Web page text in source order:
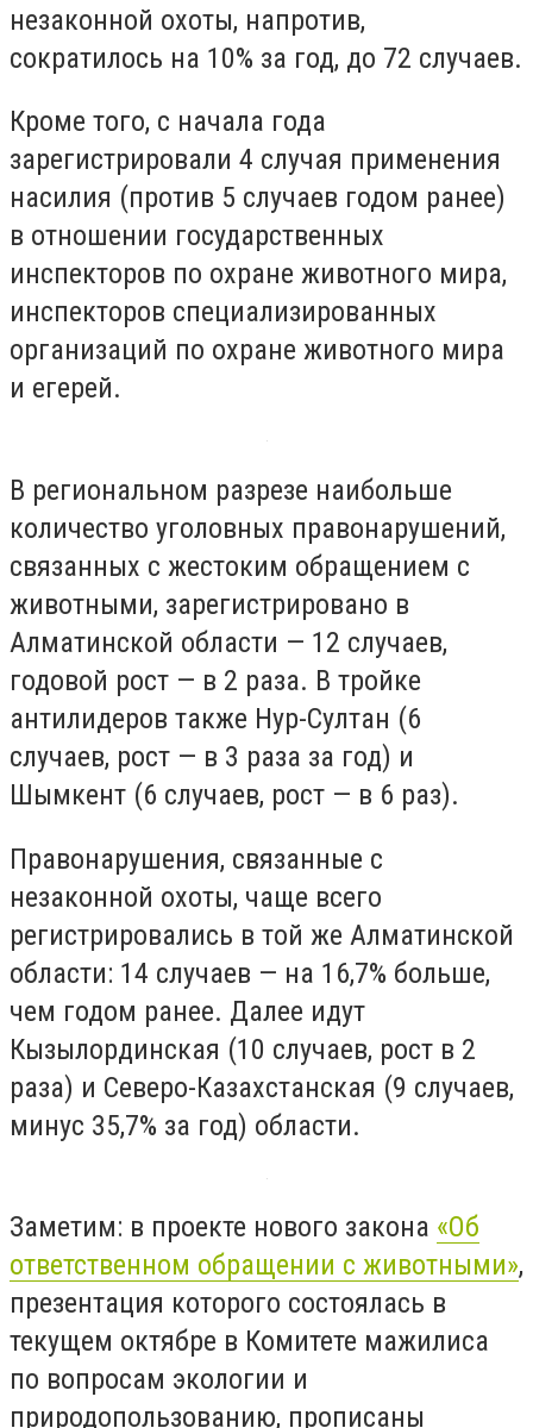
незаконной охоты, напротив,
сократилось на 10% за год, до 72 случаев.
Кроме того, с начала года
зарегистрировали 4 случая применения
насилия (против 5 случаев годом ранее)
в отношении государственных
инспекторов по охране животного мира,
инспекторов специализированных
организаций по охране животного мира
и егерей.
В региональном разрезе наибольше
количество уголовных правонарушений,
связанных с жестоким обращением с
животными, зарегистрировано в
Алматинской области — 12 случаев,
годовой рост — в 2 раза. В тройке
антилидеров также Нур-Султан (6
случаев, рост — в 3 раза за год) и
Шымкент (6 случаев, рост — в 6 раз).
Правонарушения, связанные с
незаконной охоты, чаще всего
регистрировались в той же Алматинской
области: 14 случаев — на 16,7% больше,
чем годом ранее. Далее идут
Кызылординская (10 случаев, рост в 2
раза) и Северо-Казахстанская (9 случаев,
минус 35,7% за год) области.
Заметим: в проекте нового закона «Об
ответственном обращении с животными»,
презентация которого состоялась в
текущем октябре в Комитете мажилиса
по вопросам экологии и
природопользованию, прописаны